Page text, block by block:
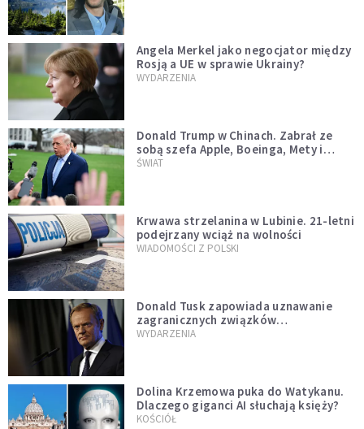
Angela Merkel jako negocjator między
Rosją a UE w sprawie Ukrainy?
WYDARZENIA
Donald Trump w Chinach. Zabrał ze
sobą szefa Apple, Boeinga, Mety i
Muska
ŚWIAT
Krwawa strzelanina w Lubinie. 21-letni
podejrzany wciąż na wolności
WIADOMOŚCI Z POLSKI
Donald Tusk zapowiada uznawanie
zagranicznych związków
jednopłciowych. "Państwo oblało ten
WYDARZENIA
Dolina Krzemowa puka do Watykanu.
Dlaczego giganci AI słuchają księży?
KOŚCIÓŁ